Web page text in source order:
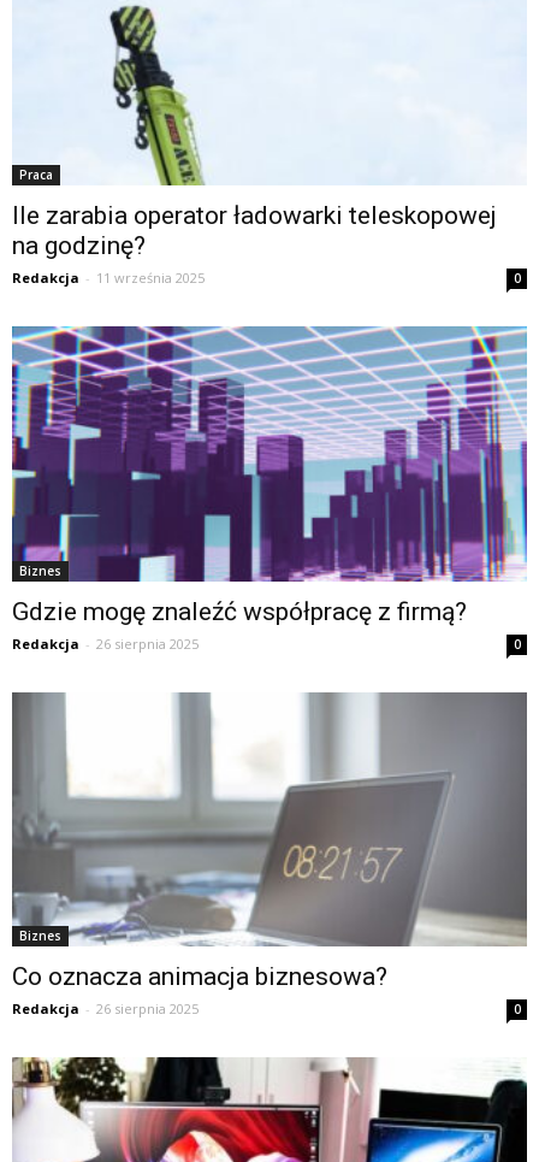
Praca
Ile zarabia operator ładowarki teleskopowej
na godzinę?
Redakcja - 11 września 2025 0
Biznes
Gdzie mogę znaleźć współpracę z firmą?
Redakcja - 26 sierpnia 2025 0
Biznes
Co oznacza animacja biznesowa?
Redakcja - 26 sierpnia 2025 0